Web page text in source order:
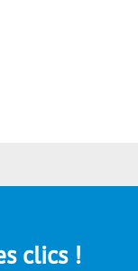
clics !